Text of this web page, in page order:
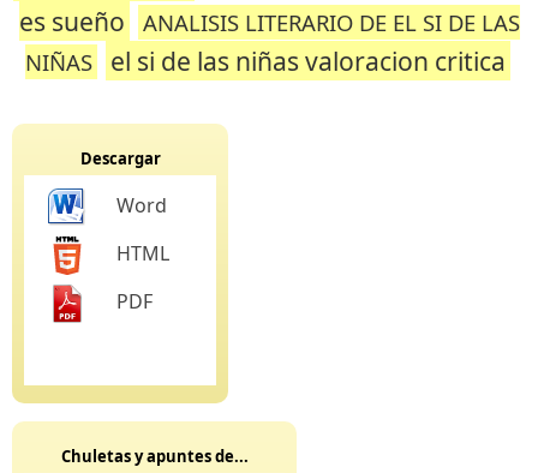
es sueño
ANALISIS LITERARIO DE EL SI DE LAS
NIÑAS
el si de las niñas valoracion critica
Descargar
Word
HTML
PDF
Chuletas y apuntes de...